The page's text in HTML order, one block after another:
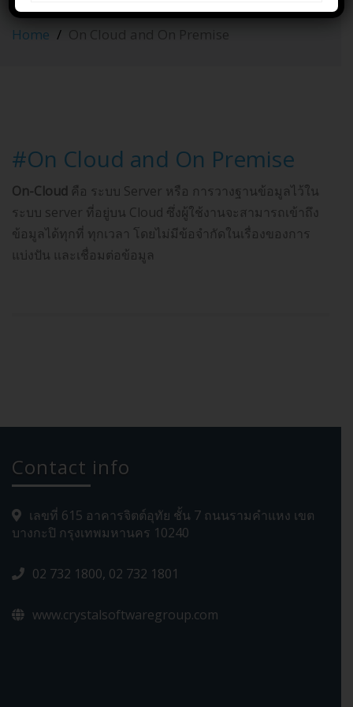
Home On Cloud and On Premise
#On Cloud and On Premise
On-Cloud คือ ระบบ Server หรือ การวางฐานข้อมูลไว้ใน
ระบบ server ที่อยู่บน Cloud ซึ่งผู้ใช้งานจะสามารถเข้าถึง
ข้อมูลได้ทุกที่ ทุกเวลา โดยไม่มีข้อจำกัดในเรื่องของการ
แบ่งปัน และเชื่อมต่อข้อมูล
Contact info
เลขที่ 615 อาคารจิตต์อุทัย ชั้น 7 ถนนรามคำแหง เขต
บางกะปิ กรุงเทพมหานคร 10240
02 732 1800, 02 732 1801
www.crystalsoftwaregroup.com